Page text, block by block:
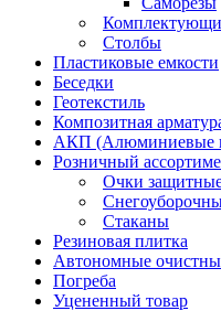
Столбы
Пластиковые емкости
Беседки
Геотекстиль
Композитная
АКП (Алюминиевые
Розничный
Очки
Стаканы
Резиновая плитка
Автономные
Погреба
Уцененный товар